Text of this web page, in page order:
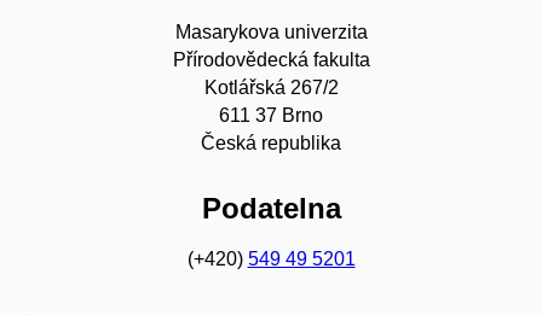
Masarykova univerzita
Přírodovědecká fakulta
Kotlářská 267/2
611 37 Brno
Česká republika
Podatelna
(+420) 549 49 5201